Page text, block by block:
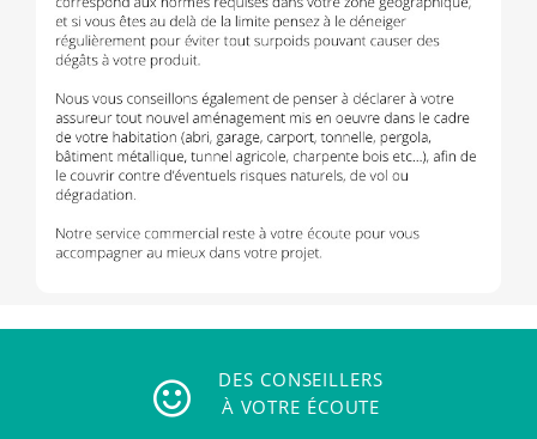
DES CONSEILLERS
À VOTRE ÉCOUTE